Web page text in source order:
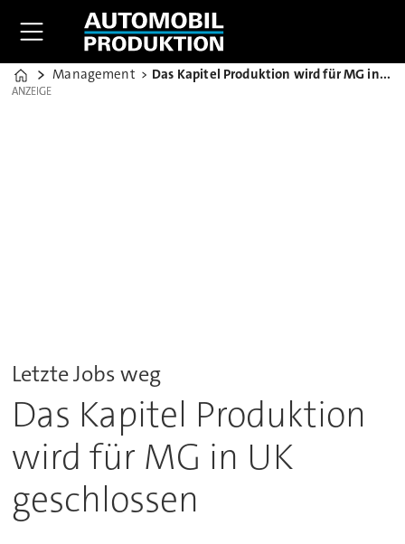
Home
Management Das Kapitel Produktion wird für MG in UK geschlossen
ANZEIGE
ANZEIGE
Letzte Jobs weg
Das Kapitel Produktion
wird für MG in UK
geschlossen